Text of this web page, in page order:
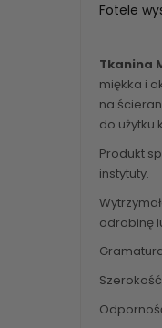
Fotele
Tkanina
miękka i
na
do użytku
Produkt
instytuty.
odrobinę